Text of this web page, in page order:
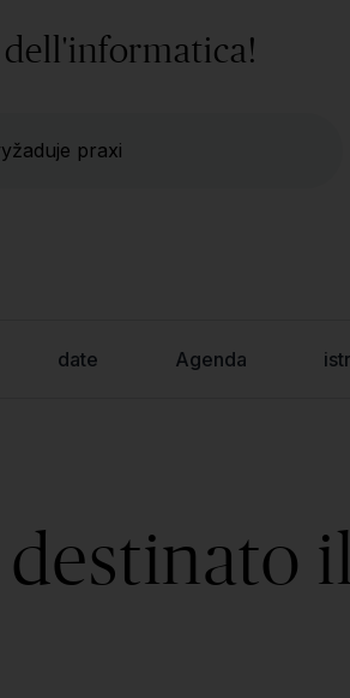
dell'informatica!
praxi
date Agenda
il